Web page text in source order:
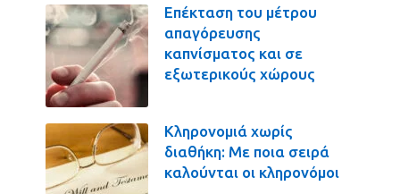
Επέκταση του μέτρου
απαγόρευσης
καπνίσματος και σε
εξωτερικούς χώρους
Κληρονομιά χωρίς
διαθήκη: Με ποια σειρά
καλούνται οι κληρονόμοι